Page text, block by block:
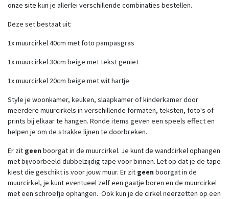
onze site kun je allerlei verschillende combinaties bestellen.
Deze set bestaat uit:
1x muurcirkel 40cm met foto pampasgras
1x muurcirkel 30cm beige met tekst geniet
1x muurcirkel 20cm beige met wit hartje
Style je woonkamer, keuken, slaapkamer of kinderkamer door
meerdere muurcirkels in verschillende formaten, teksten, foto's of
prints bij elkaar te hangen. Ronde items geven een speels effect en
helpen je om de strakke lijnen te doorbreken.
Er zit geen boorgat in de muurcirkel. Je kunt de wandcirkel ophangen
met bijvoorbeeld dubbelzijdig tape voor binnen. Let op dat je de tape
kiest die geschikt is voor jouw muur. Er zit geen boorgat in de
muurcirkel, je kunt eventueel zelf een gaatje boren en de muurcirkel
met een schroefje ophangen. Ook kun je de cirkel neerzetten op een